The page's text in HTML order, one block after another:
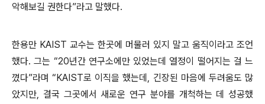
악해보길 권한다”라고 말했다.
한용만 KAIST 교수는 한곳에 머물러 있지 말고 움직이라고 조언
했다. 그는 “20년간 연구소에만 있었는데 열정이 떨어지는 걸 느
꼈다”라며 “KAIST로 이직을 했는데, 긴장된 마음에 두려움도 많
았지만, 결국 그곳에서 새로운 연구 분야를 개척하는 데 성공했